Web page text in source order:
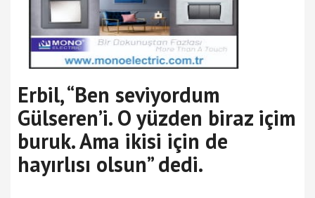
Erbil, “Ben seviyordum
Gülseren’i. O yüzden biraz içim
buruk. Ama ikisi için de
hayırlısı olsun” dedi.